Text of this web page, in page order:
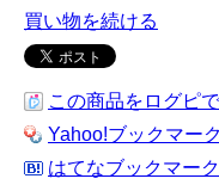
買い物を続ける
この商品をログピ
Yahoo!ブックマー
はてなブックマー